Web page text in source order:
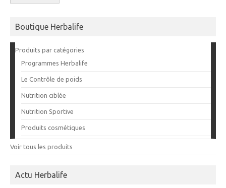
Boutique Herbalife
Produits par catégories
Programmes Herbalife
Le Contrôle de poids
Nutrition ciblée
Nutrition Sportive
Produits cosmétiques
Voir tous les produits
Actu Herbalife